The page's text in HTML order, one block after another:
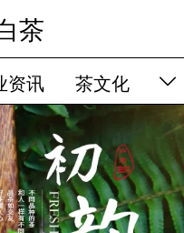
茶
资讯 茶文化
卡列表